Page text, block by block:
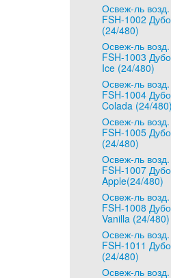
Освеж-ль
FSH-1002
(24/480)
Освеж-ль
FSH-1003
Ice (24/480)
Освеж-ль
FSH-1004
Colada (24/480)
Освеж-ль
FSH-1005
(24/480)
Освеж-ль
FSH-1007
Apple(24/480)
Освеж-ль
FSH-1008
Vanilla (24/480)
Освеж-ль
FSH-1011
(24/480)
Освеж-ль